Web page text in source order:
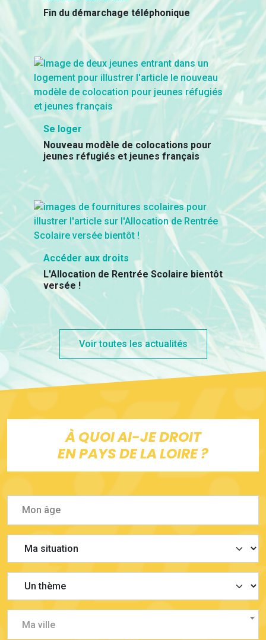
Fin du démarchage téléphonique
Se loger
Nouveau modèle de colocations pour
jeunes réfugiés et jeunes français
Accéder aux droits
L'Allocation de Rentrée Scolaire bientôt
versée !
Voir toutes les actualités
À QUOI AI-JE DROIT
EN PAYS DE LA LOIRE ?
Ma ville